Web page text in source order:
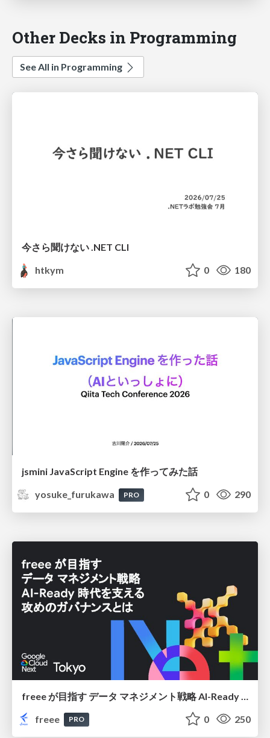
Other Decks in Programming
See All in Programming
今さら聞けない .NET CLI
htkym
0 180
jsmini JavaScript Engine を作ってみた話
yosuke_furukawa
PRO 0 290
freee
PRO 0 250